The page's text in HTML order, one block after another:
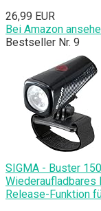
26,99 EUR
Bei Amazon
Bestseller Nr. 9
SIGMA - Buster
Release-Funktion